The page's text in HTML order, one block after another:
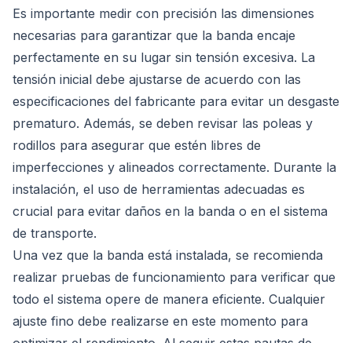
Es importante medir con precisión las dimensiones
necesarias para garantizar que la banda encaje
perfectamente en su lugar sin tensión excesiva. La
tensión inicial debe ajustarse de acuerdo con las
especificaciones del fabricante para evitar un desgaste
prematuro. Además, se deben revisar las poleas y
rodillos para asegurar que estén libres de
imperfecciones y alineados correctamente. Durante la
instalación, el uso de herramientas adecuadas es
crucial para evitar daños en la banda o en el sistema
de transporte.
Una vez que la banda está instalada, se recomienda
realizar pruebas de funcionamiento para verificar que
todo el sistema opere de manera eficiente. Cualquier
ajuste fino debe realizarse en este momento para